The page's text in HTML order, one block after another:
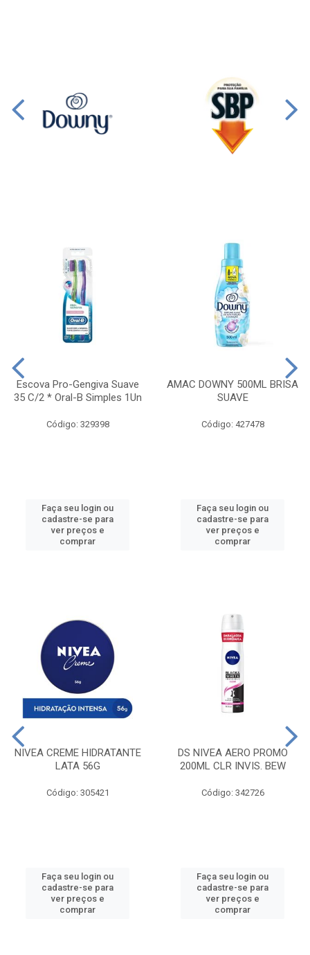
Escova Pro-Gengiva Suave
35 C/2 * Oral-B Simples 1Un
Código: 329398
Faça seu login ou
cadastre-se para
ver preços e
comprar
AMAC DOWNY 500ML BRISA
SUAVE
Código: 427478
Faça seu login ou
cadastre-se para
ver preços e
comprar
NIVEA CREME HIDRATANTE
LATA 56G
Código: 305421
Faça seu login ou
cadastre-se para
ver preços e
comprar
DS NIVEA AERO PROMO
200ML CLR INVIS. BEW
Código: 342726
Faça seu login ou
cadastre-se para
ver preços e
comprar